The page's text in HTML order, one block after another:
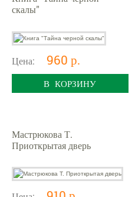
скалы"
Цена: 960 р.
В КОРЗИНУ
Мастрюкова Т.
Приоткрытая дверь